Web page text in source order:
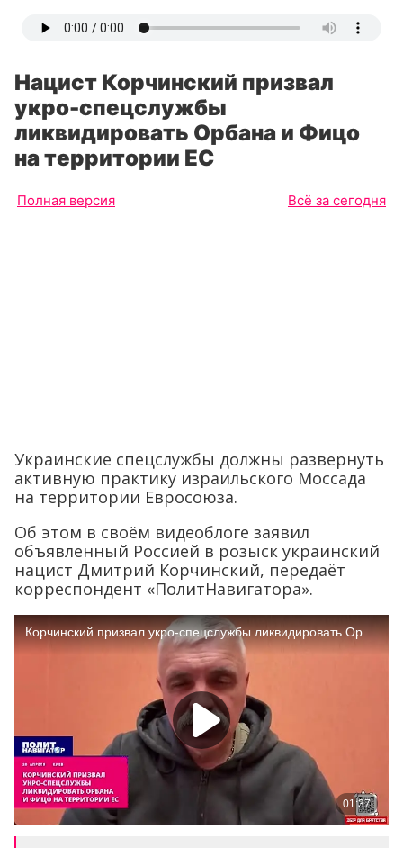
Нацист Корчинский призвал
укро-спецслужбы
ликвидировать Орбана и Фицо
на территории ЕС
Полная версия Всё за сегодня
Украинские спецслужбы должны развернуть
активную практику израильского Моссада
на территории Евросоюза.
Об этом в своём видеоблоге заявил
объявленный Россией в розыск украинский
нацист Дмитрий Корчинский, передаёт
корреспондент «ПолитНавигатора».